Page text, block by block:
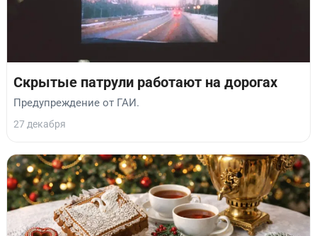
Скрытые патрули работают на дорогах
Предупреждение от ГАИ.
27 декабря